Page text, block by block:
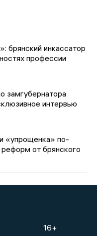
брянский инкассатор
профессии
замгубернатора
интервью
«упрощенка» по-
от брянского
16+